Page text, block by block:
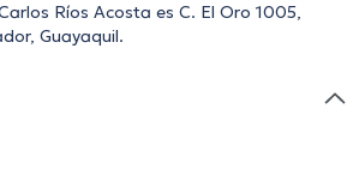
Ríos Acosta es C. El Oro 1005,
Guayaquil.